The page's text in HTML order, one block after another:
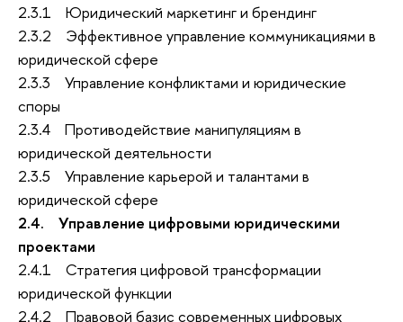
2.3.1 Юридический маркетинг и брендинг
2.3.2 Эффективное управление коммуникациями в
юридической сфере
2.3.3 Управление конфликтами и юридические
споры
2.3.4 Противодействие манипуляциям в
юридической деятельности
2.3.5 Управление карьерой и талантами в
юридической сфере
2.4. Управление цифровыми юридическими
проектами
2.4.1 Стратегия цифровой трансформации
юридической функции
2.4.2 Правовой базис современных цифровых